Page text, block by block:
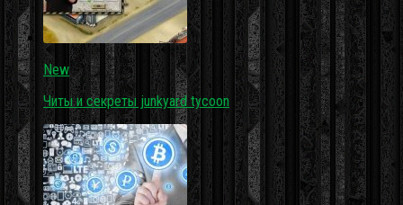
New
Читы и секреты junkyard tycoon